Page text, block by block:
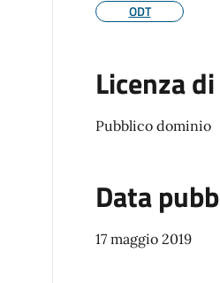
ODT
Licenza
Pubblico dominio
Data
17 maggio 2019